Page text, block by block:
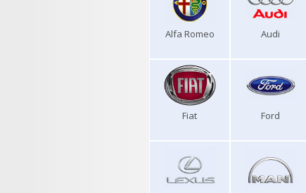
Alfa Romeo Audi
Fiat Ford